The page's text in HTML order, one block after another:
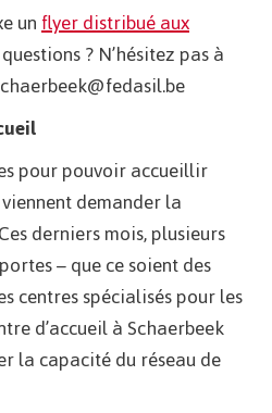
unflyer distribué aux
? N’hésitez pas à
pour pouvoir accueillir
demander la
derniers mois, plusieurs
– que ce soient des
centres spécialisés pour les
d’accueil à Schaerbeek
la capacité du réseau de